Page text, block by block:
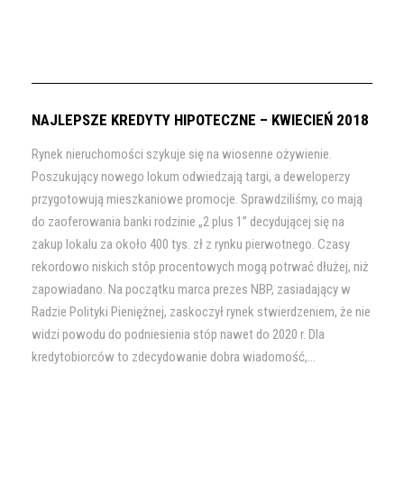
NAJLEPSZE KREDYTY HIPOTECZNE – KWIECIEŃ 2018
Rynek nieruchomości szykuje się na wiosenne ożywienie.
Poszukujący nowego lokum odwiedzają targi, a deweloperzy
przygotowują mieszkaniowe promocje. Sprawdziliśmy, co mają
do zaoferowania banki rodzinie „2 plus 1” decydującej się na
zakup lokalu za około 400 tys. zł z rynku pierwotnego. Czasy
rekordowo niskich stóp procentowych mogą potrwać dłużej, niż
zapowiadano. Na początku marca prezes NBP, zasiadający w
Radzie Polityki Pieniężnej, zaskoczył rynek stwierdzeniem, że nie
widzi powodu do podniesienia stóp nawet do 2020 r. Dla
kredytobiorców to zdecydowanie dobra wiadomość,...